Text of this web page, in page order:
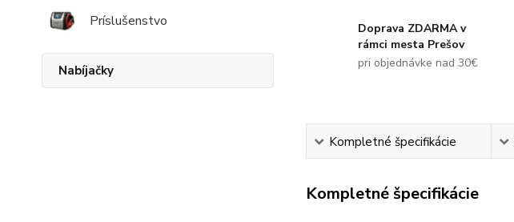
Príslušenstvo
Nabíjačky
Doprava ZDARMA v
rámci mesta Prešov
pri objednávke nad 30€
Kompletné špecifikácie
Kompletné špecifikácie